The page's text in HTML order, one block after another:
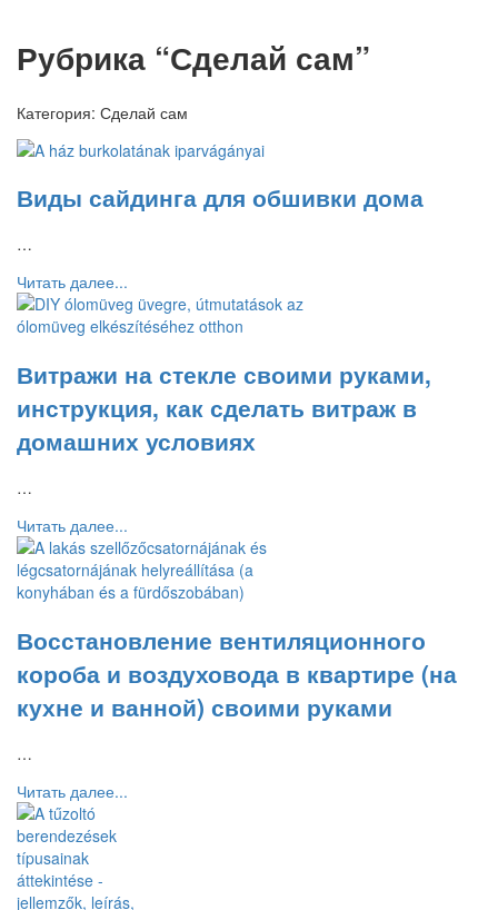
Рубрика “Сделай сам”
Категория: Сделай сам
Виды сайдинга для обшивки дома
…
Читать далее...
Витражи на стекле своими руками,
инструкция, как сделать витраж в
домашних условиях
…
Читать далее...
Восстановление вентиляционного
короба и воздуховода в квартире (на
кухне и ванной) своими руками
…
Читать далее...